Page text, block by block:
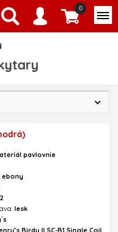
0
pavlovnie
ebony
lesk
Birdy II SC-B1 Single Coil